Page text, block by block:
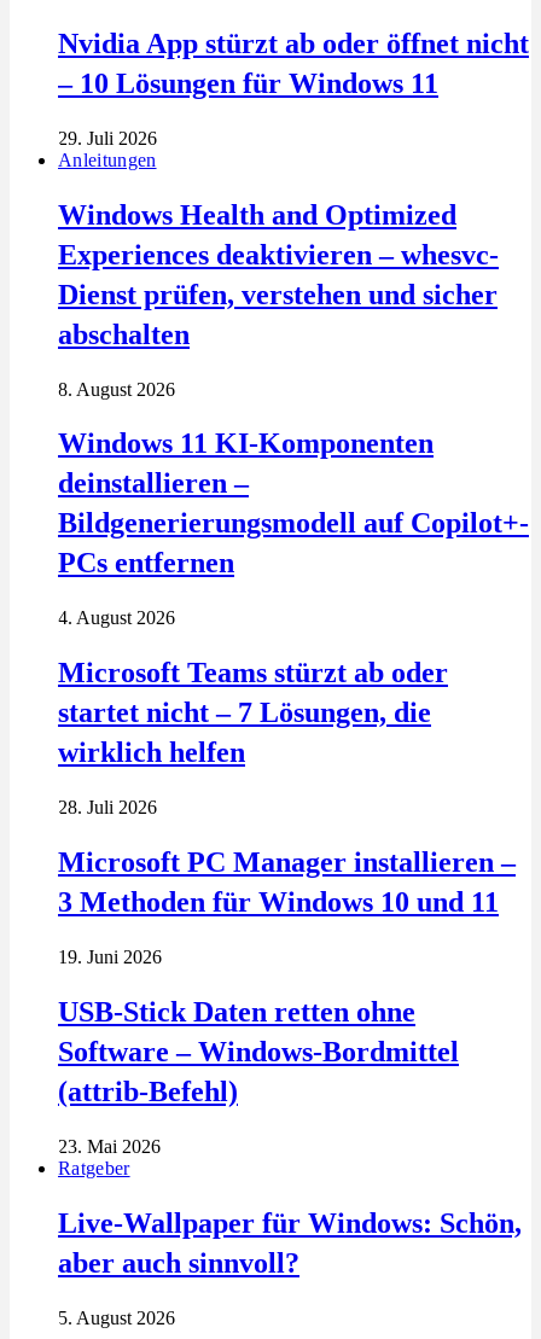
Nvidia App stürzt ab oder öffnet nicht
– 10 Lösungen für Windows 11
29. Juli 2026
Anleitungen
Windows Health and Optimized
Experiences deaktivieren – whesvc-
Dienst prüfen, verstehen und sicher
abschalten
8. August 2026
Windows 11 KI-Komponenten
deinstallieren –
Bildgenerierungsmodell auf Copilot+-
PCs entfernen
4. August 2026
Microsoft Teams stürzt ab oder
startet nicht – 7 Lösungen, die
wirklich helfen
28. Juli 2026
Microsoft PC Manager installieren –
3 Methoden für Windows 10 und 11
19. Juni 2026
USB-Stick Daten retten ohne
Software – Windows-Bordmittel
(attrib-Befehl)
23. Mai 2026
Ratgeber
Live-Wallpaper für Windows: Schön,
aber auch sinnvoll?
5. August 2026